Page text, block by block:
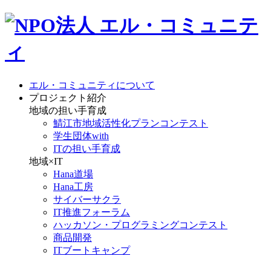
エル・コミュニティについて
プロジェクト紹介
地域の担い手育成
鯖江市地域活性化プランコンテスト
学生団体with
ITの担い手育成
地域×IT
Hana道場
Hana工房
サイバーサクラ
IT推進フォーラム
ハッカソン・プログラミングコンテスト
商品開発
ITブートキャンプ